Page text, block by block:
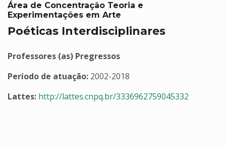
Área de Concentração Teoria e
Experimentações em Arte
Poéticas Interdisciplinares
Professores (as) Pregressos
Período de atuação: 2002-2018
Lattes: http://lattes.cnpq.br/3336962759045332